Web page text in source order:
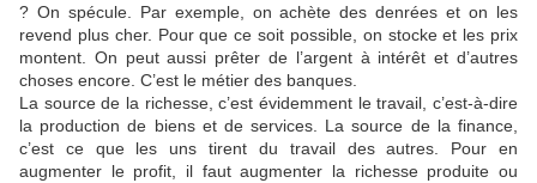
? On spécule. Par exemple, on achète des denrées et on les
revend plus cher. Pour que ce soit possible, on stocke et les prix
montent. On peut aussi prêter de l’argent à intérêt et d’autres
choses encore. C’est le métier des banques.
La source de la richesse, c’est évidemment le travail, c’est-à-dire
la production de biens et de services. La source de la finance,
c’est ce que les uns tirent du travail des autres. Pour en
augmenter le profit, il faut augmenter la richesse produite ou